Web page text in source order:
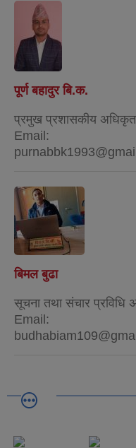
पूर्ण बहादुर बि.क.
प्रमुख प्रशासकीय अधिकृत
Email:
बिमल बुढा
सूचना तथा संचार प्रविधि
Email: